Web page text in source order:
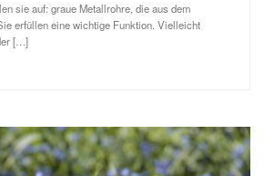
sie auf: graue Metallrohre, die aus dem
erfüllen eine wichtige Funktion. Vielleicht
[…]